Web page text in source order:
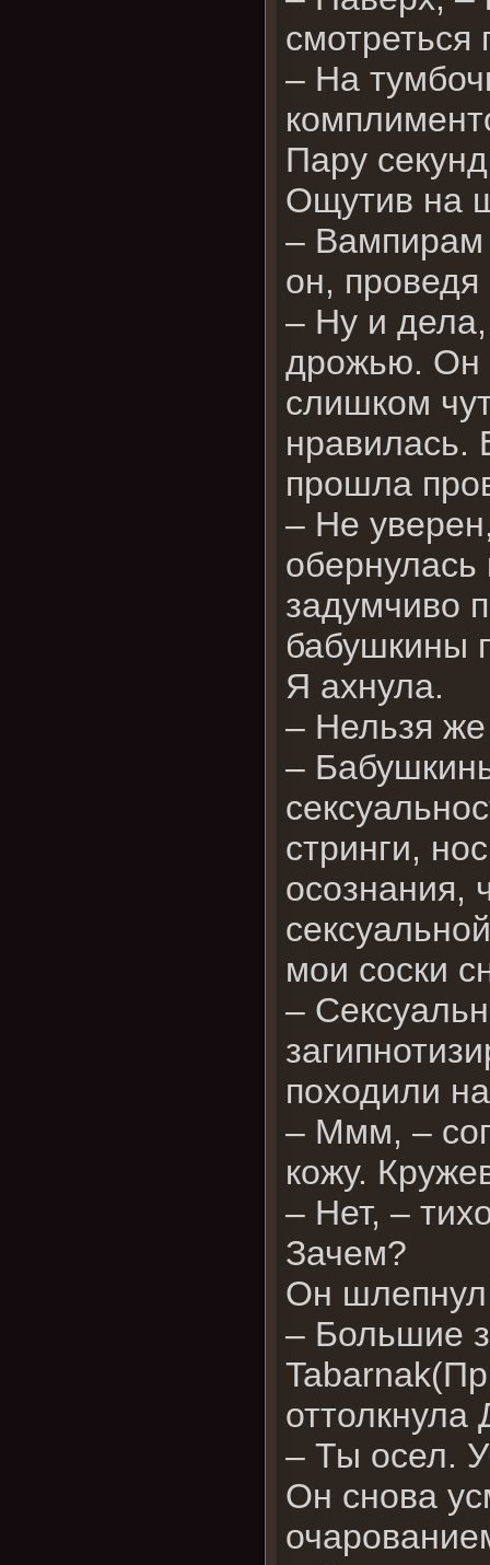
смотреться
– На
Пару
Ощутив на
– Вампирам
он,
– Ну и дела,
дрожью. Он
слишком
нравилась.
прошла
– Не
задумчиво
бабушкины
Я ахнула.
– Нельзя
–
стринги,
осознания,
мои соски
–
походили
– Ммм, –
кожу.
– Нет, –
Зачем?
Он шлепнул
– Большие
– Ты осел.
Он снова